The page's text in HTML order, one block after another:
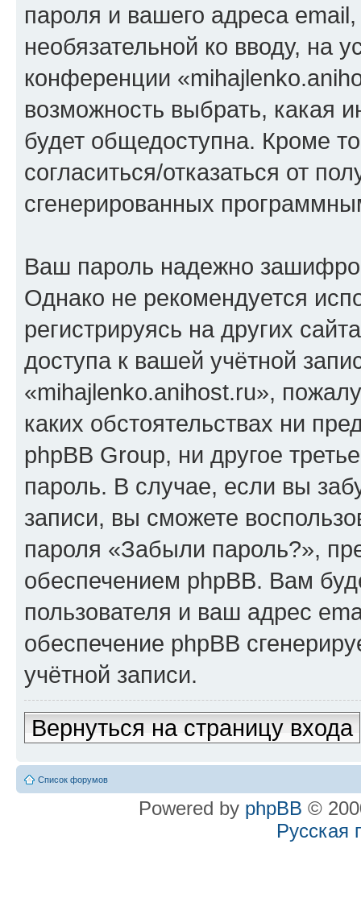
пароля и вашего адреса
необязательной ко вводу, на
конференции
возможность выбрать, какая
будет общедоступна. Кроме
согласиться/отказаться от
сгенерированных
Ваш пароль надежно
Однако не рекомендуется
регистрируясь на других
доступа к вашей учётной
«mihajlenko.anihost.ru»,
каких обстоятельствах ни
phpBB Group, ни другое
пароль. В случае, если вы
записи, вы сможете
пароля «Забыли пароль?»,
обеспечением phpBB. Вам
пользователя и ваш адрес
обеспечение phpBB
учётной записи.
Вернуться на страницу входа
Список форумов
Powered by phpBB ©
Русская